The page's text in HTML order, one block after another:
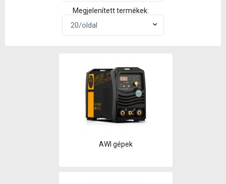
Megjelenített termékek:
AWI gépek